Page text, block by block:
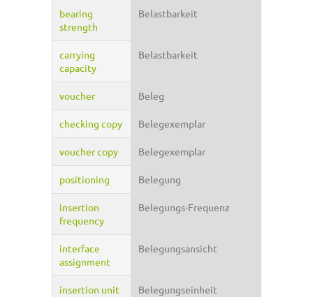
bearing
strength
Belastbarkeit
carrying
capacity
Belastbarkeit
voucher Beleg
checking copy Belegexemplar
voucher copy Belegexemplar
positioning Belegung
insertion
frequency
Belegungs-Frequenz
interface
assignment
Belegungsansicht
insertion unit Belegungseinheit